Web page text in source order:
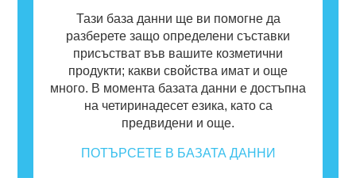
Тази база данни ще ви помогне да
разберете защо определени съставки
присъстват във вашите козметични
продукти; какви свойства имат и още
много. В момента базата данни е достъпна
на четиринадесет езика, като са
предвидени и още.
ПОТЪРСЕТЕ В БАЗАТА ДАННИ